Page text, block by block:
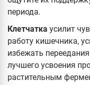
периода.
Клетчатка усилит
работу кишечника,
избежать
лучшего усвоения
растительным